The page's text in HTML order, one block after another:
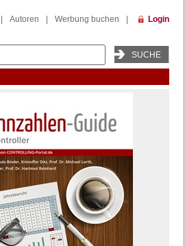
Autoren Werbung buchen Login